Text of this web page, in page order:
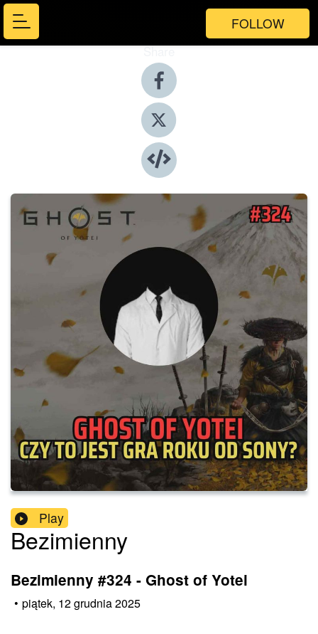
FOLLOW
Share
Play
Bezimienny
Bezimienny #324 - Ghost of Yotei
• piątek, 12 grudnia 2025